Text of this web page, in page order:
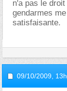
n'a pas le
gendarmes
satisfaisante.
09/10/2009,